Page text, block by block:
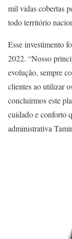
mil vidas cobertas
todo território
Esse investimento
2022. “Nosso
evolução, sempre
clientes ao utilizar
concluirmos este
cuidado e conforto
administrativa